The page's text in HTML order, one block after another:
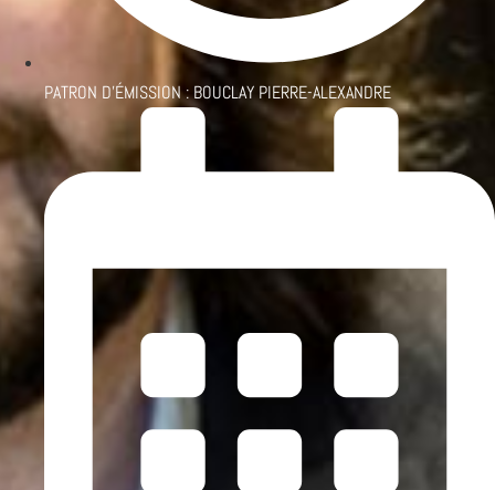
PATRON D'ÉMISSION : BOUCLAY PIERRE-ALEXANDRE